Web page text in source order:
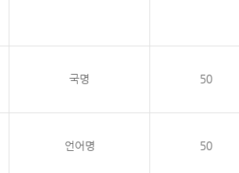
국명 50
언어명 50